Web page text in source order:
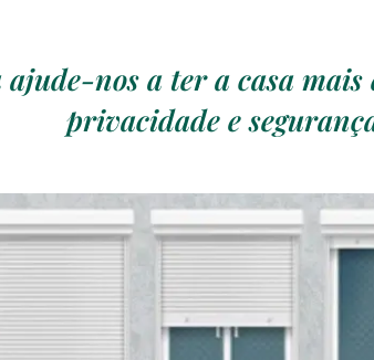
ajude-nos a ter a casa
privacidade e